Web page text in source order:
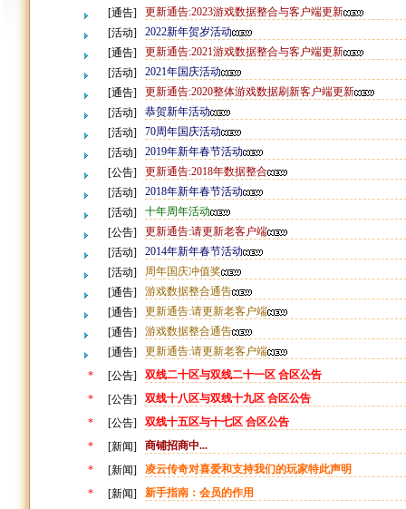
[通告]
更新通告:2023游戏数据整合与客户端更新
[活动]
2022新年贺岁活动
[通告]
更新通告:2021游戏数据整合与客户端更新
[活动]
2021年国庆活动
[通告]
更新通告:2020整体游戏数据刷新客户端更新
[活动]
恭贺新年活动
[活动]
70周年国庆活动
[活动]
2019年新年春节活动
[公告]
更新通告:2018年数据整合
[活动]
2018年新年春节活动
[活动]
十年周年活动
[公告]
更新通告:请更新老客户端
[活动]
2014年新年春节活动
[活动]
周年国庆冲值奖
[通告]
游戏数据整合通告
[通告]
更新通告:请更新老客户端
[通告]
游戏数据整合通告
[通告]
更新通告:请更新老客户端
*
[公告]
双线二十区与双线二十一区 合区公告
*
[公告]
双线十八区与双线十九区 合区公告
*
[公告]
双线十五区与十七区 合区公告
*
[新闻]
商铺招商中...
*
[新闻]
凌云传奇对喜爱和支持我们的玩家特此声明
*
[新闻]
新手指南：会员的作用